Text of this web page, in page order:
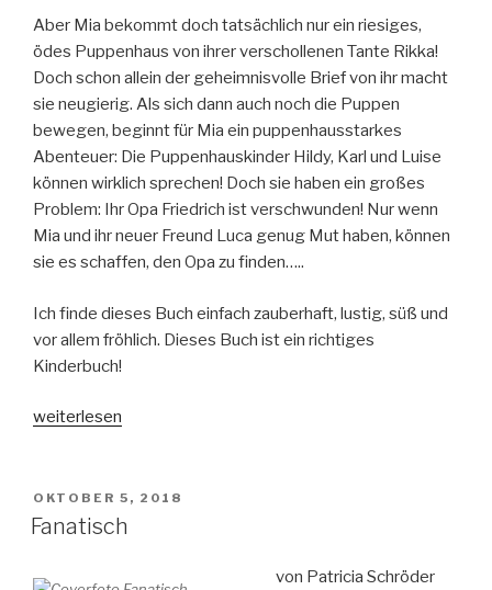
Aber Mia bekommt doch tatsächlich nur ein riesiges,
ödes Puppenhaus von ihrer verschollenen Tante Rikka!
Doch schon allein der geheimnisvolle Brief von ihr macht
sie neugierig. Als sich dann auch noch die Puppen
bewegen, beginnt für Mia ein puppenhausstarkes
Abenteuer: Die Puppenhauskinder Hildy, Karl und Luise
können wirklich sprechen! Doch sie haben ein großes
Problem: Ihr Opa Friedrich ist verschwunden! Nur wenn
Mia und ihr neuer Freund Luca genug Mut haben, können
sie es schaffen, den Opa zu finden…..
Ich finde dieses Buch einfach zauberhaft, lustig, süß und
vor allem fröhlich. Dieses Buch ist ein richtiges
Kinderbuch!
„Das
weiterlesen
VERÖFFENTLICHT
AM
OKTOBER 5, 2018
Fanatisch
von Patricia Schröder